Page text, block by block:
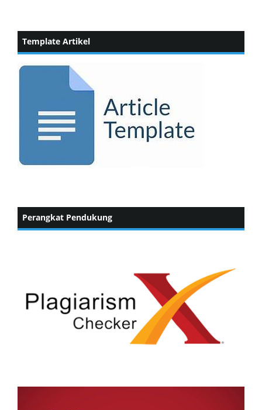
Template Artikel
Perangkat Pendukung